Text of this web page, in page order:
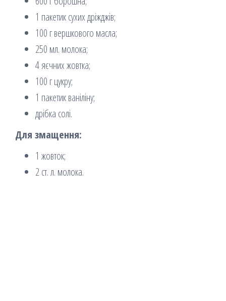
1 пакетик сухих дріжджів;
100 г вершкового масла;
250 мл. молока;
4 яєчних жовтка;
100 г цукру;
1 пакетик ваніліну;
дрібка солі.
Для змащення:
1 жовток;
2 ст. л. молока.